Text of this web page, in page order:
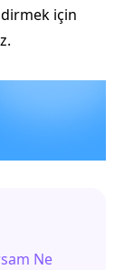
için
Ne